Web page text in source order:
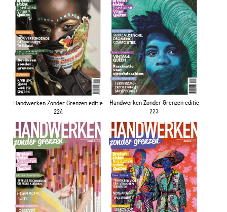
Handwerken Zonder Grenzen editie
224
Handwerken Zonder Grenzen editie
223